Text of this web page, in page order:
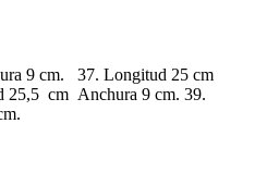
9 cm. 37. Longitud 25 cm
25,5 cm Anchura 9 cm. 39.